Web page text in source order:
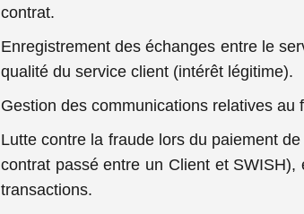
contrat.
Enregistrement des échanges entre le
qualité du service client (intérêt légitime).
Gestion des communications relatives
Lutte contre la fraude lors du paiement
contrat passé entre un Client et SWISH),
transactions.